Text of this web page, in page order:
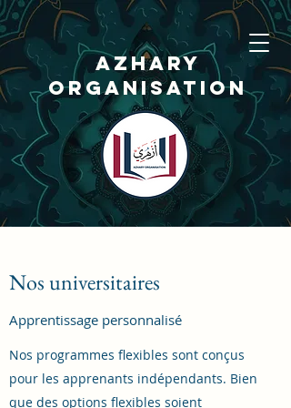
AZHARY
ORGANISATION
Organisation
Azary
Nos universitaires
Apprentissage personnalisé
Nos programmes flexibles sont conçus
pour les apprenants indépendants. Bien
que des options flexibles soient